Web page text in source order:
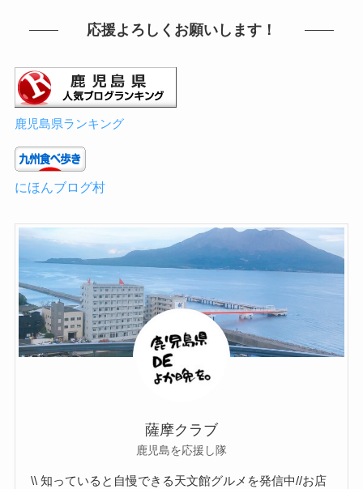
応援よろしくお願いします！
鹿児島県ランキング
にほんブログ村
薩摩クラブ
鹿児島を応援し隊
\\ 知っていると自慢できる天文館グルメを発信中//お店